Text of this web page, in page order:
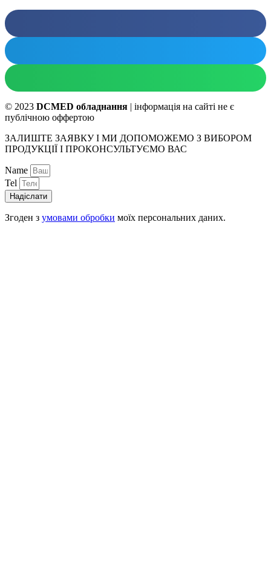
© 2023 DCMED обладнання | інформація на сайті не є
публічною оффертою
ЗАЛИШТЕ ЗАЯВКУ І МИ ДОПОМОЖЕМО З ВИБОРОМ
ПРОДУКЦІЇ І ПРОКОНСУЛЬТУЄМО ВАС
Name
Tel
Надіслати
Згоден з умовами обробки моїх персональних даних.